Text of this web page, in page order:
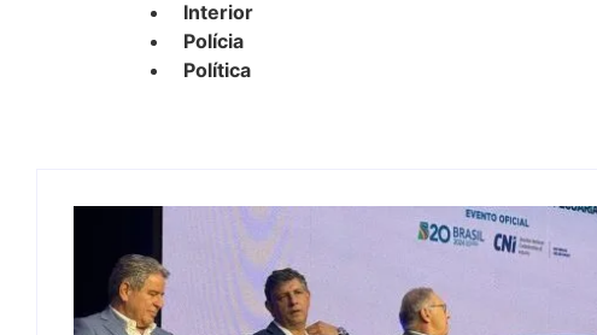
Interior
Polícia
Política